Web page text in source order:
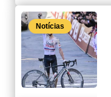
Notícias